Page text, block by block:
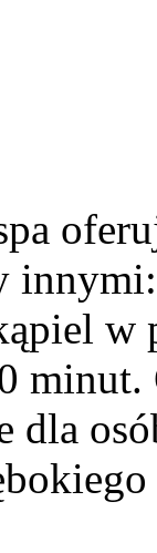
w
dla